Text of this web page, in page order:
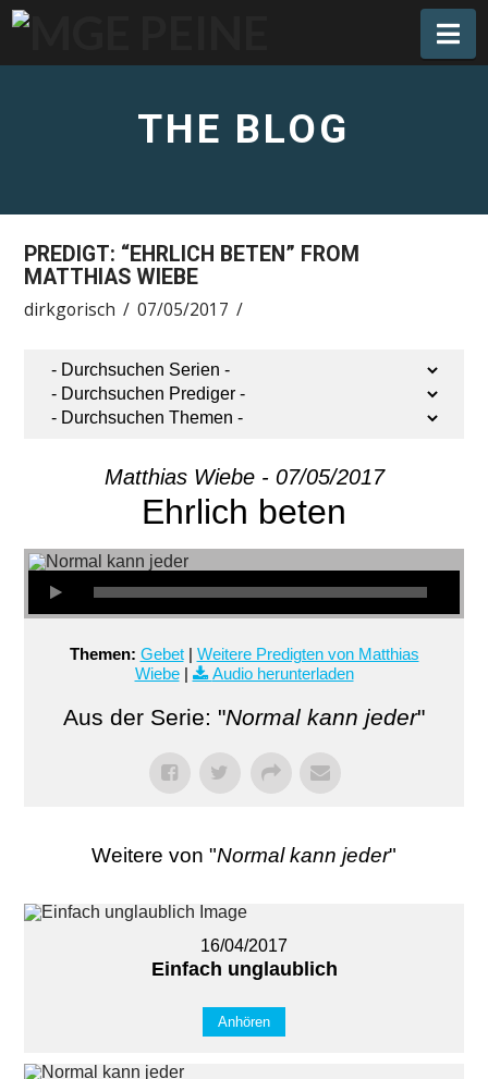
THE BLOG
PREDIGT: “EHRLICH BETEN” FROM
MATTHIAS WIEBE
dirkgorisch 07/05/2017
Matthias Wiebe - 07/05/2017
Ehrlich beten
Themen: Gebet| Weitere Predigten von Matthias
Wiebe| Audio herunterladen
Aus der Serie: "Normal kann jeder"
Weitere von "Normal kann jeder"
16/04/2017
Einfach unglaublich
Anhören